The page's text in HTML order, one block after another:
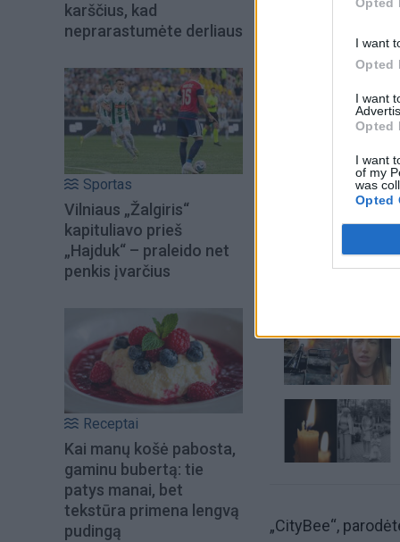
I want
Opted
I want
Opted
I want
of my
was
Opted
karščius, kad
neprarastumėte derliaus
Sportas
Vilniaus „Žalgiris“
kapituliavo prieš
„Hajduk“ – praleido net
penkis įvarčius
Receptai
Kai manų košė pabosta,
gaminu bubertą: tie
patys manai, bet
tekstūra primena lengvą
pudingą
„CityBee“,